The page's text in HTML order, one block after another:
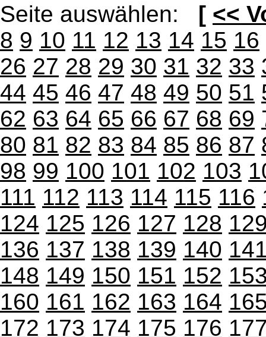
Seite auswählen: [ <<
8 9 10 11 12 13 14 15 16
26 27 28 29 30 31 32 33
44 45 46 47 48 49 50 51
62 63 64 65 66 67 68 69
80 81 82 83 84 85 86 87
98 99 100 101 102 103
111 112 113 114 115 116
124 125 126 127 128
136 137 138 139 140
148 149 150 151 152
160 161 162 163 164
172 173 174 175 176